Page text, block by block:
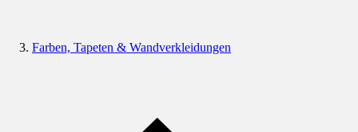
Farben, Tapeten & Wandverkleidungen